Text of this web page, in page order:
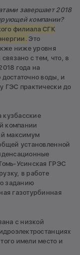
завершает 2018
компании?
филиала СГК
Это
ниже уровня
с тем, что, в
года на
воды, и
ГЭС практически до
кузбасские
компании
максимум
установленной
Усинская ГРЭС
в работе
заданию
газотурбинная
с низкой
имели место и